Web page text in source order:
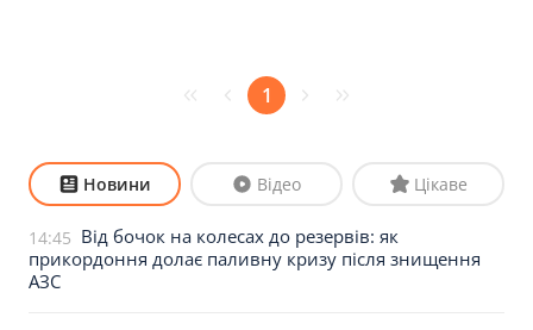
1
Новини Відео Цікаве
14:45 Від бочок на колесах до резервів: як
прикордоння долає паливну кризу після знищення
АЗС